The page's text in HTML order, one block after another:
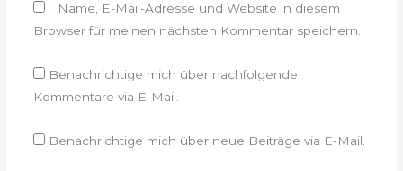
Name, E-Mail-Adresse und Website in diesem
Browser für meinen nächsten Kommentar speichern.
Benachrichtige mich über nachfolgende
Kommentare via E-Mail.
Benachrichtige mich über neue Beiträge via E-Mail.